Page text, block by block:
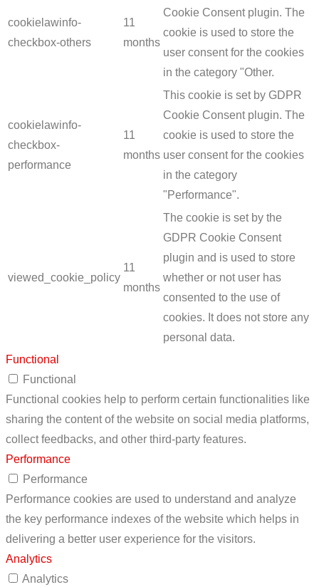
cookielawinfo-
checkbox-others
11
months
Cookie Consent plugin. The
cookie is used to store the
user consent for the cookies
in the category "Other.
cookielawinfo-
checkbox-
performance
11
months
This cookie is set by GDPR
Cookie Consent plugin. The
cookie is used to store the
user consent for the cookies
in the category
"Performance".
viewed_cookie_policy
11
months
The cookie is set by the
GDPR Cookie Consent
plugin and is used to store
whether or not user has
consented to the use of
cookies. It does not store any
personal data.
Functional
Functional
Functional cookies help to perform certain functionalities like
sharing the content of the website on social media platforms,
collect feedbacks, and other third-party features.
Performance
Performance
Performance cookies are used to understand and analyze
the key performance indexes of the website which helps in
delivering a better user experience for the visitors.
Analytics
Analytics